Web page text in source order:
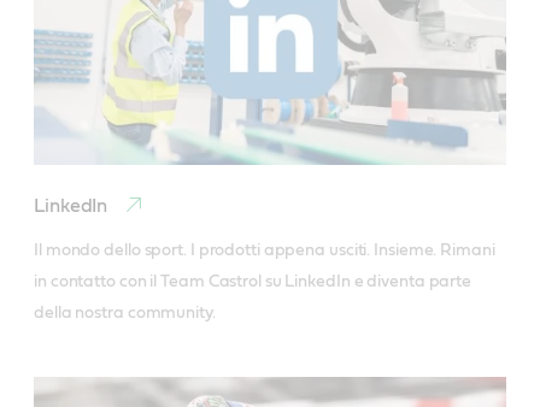
LinkedIn
Il mondo dello sport. I prodotti appena usciti. Insieme. Rimani
in contatto con il Team Castrol su LinkedIn e diventa parte
della nostra community.